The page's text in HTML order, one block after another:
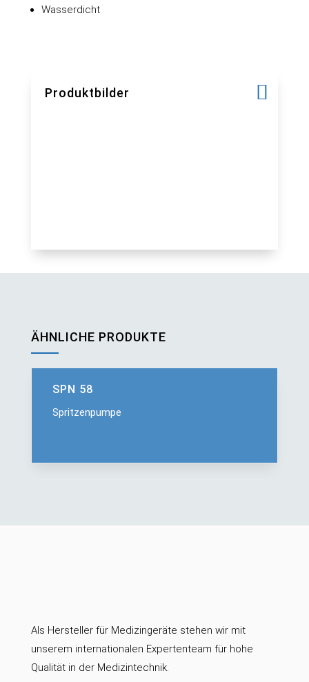
Wasserdicht
Produktbilder
ÄHNLICHE PRODUKTE
SPN 58
Spritzenpumpe
Als Hersteller für Medizingeräte stehen wir mit
unserem internationalen Expertenteam für hohe
Qualität in der Medizintechnik.